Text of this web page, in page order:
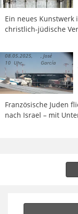
Ein neues
christlich-jüdische
Französische Juden
nach Israel – mit
08.05.2025,
10 Uhr
José
García